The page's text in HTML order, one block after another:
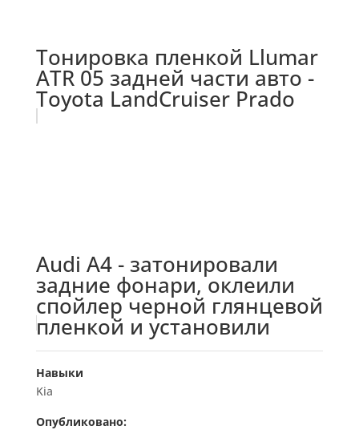
Тонировка пленкой Llumar
ATR 05 задней части авто -
Toyota LandCruiser Prado
Audi A4 - затонировали
задние фонари, оклеили
спойлер черной глянцевой
пленкой и установили
Навыки
Kia
Опубликовано: